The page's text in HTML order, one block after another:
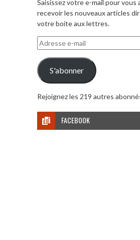
Saisissez votre e-mail pour vous
recevoir les nouveaux articles
votre boite aux lettres.
Adresse
e-
mail
S'abonner
Rejoignez les 219 autres
FACEBOOK